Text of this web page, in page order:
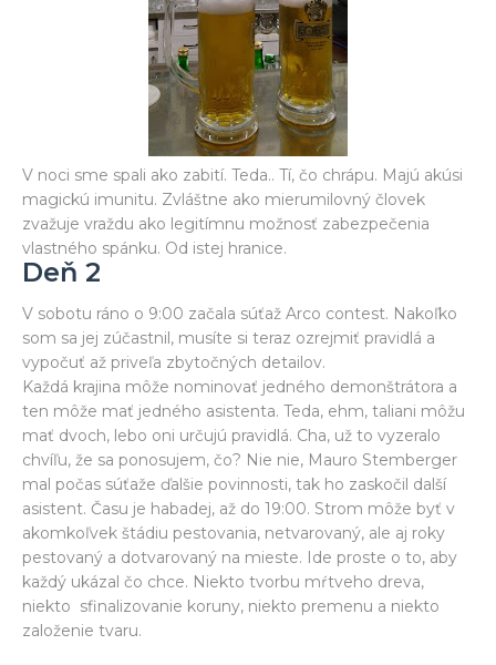
V noci sme spali ako zabití. Teda.. Tí, čo chrápu. Majú akúsi
magickú imunitu. Zvláštne ako mierumilovný človek
zvažuje vraždu ako legitímnu možnosť zabezpečenia
vlastného spánku. Od istej hranice.
Deň 2
V sobotu ráno o 9:00 začala súťaž Arco contest. Nakoľko
som sa jej zúčastnil, musíte si teraz ozrejmiť pravidlá a
vypočuť až priveľa zbytočných detailov.
Každá krajina môže nominovať jedného demonštrátora a
ten môže mať jedného asistenta. Teda, ehm, taliani môžu
mať dvoch, lebo oni určujú pravidlá. Cha, už to vyzeralo
chvíľu, že sa ponosujem, čo? Nie nie, Mauro Stemberger
mal počas súťaže ďalšie povinnosti, tak ho zaskočil další
asistent. Času je habadej, až do 19:00. Strom môže byť v
akomkoľvek štádiu pestovania, netvarovaný, ale aj roky
pestovaný a dotvarovaný na mieste. Ide proste o to, aby
každý ukázal čo chce. Niekto tvorbu mŕtveho dreva,
niekto sfinalizovanie koruny, niekto premenu a niekto
založenie tvaru.